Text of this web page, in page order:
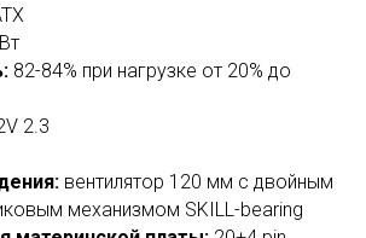
82-84% при нагрузке от 20% до
2.3
вентилятор 120 мм с двойным
механизмом SKILL-bearing